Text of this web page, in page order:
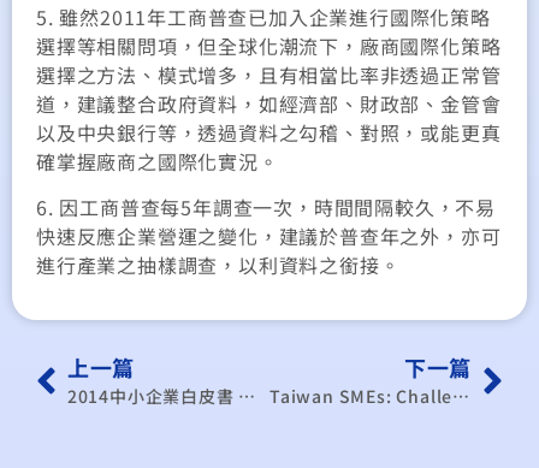
5. 雖然2011年工商普查已加入企業進行國際化策略
選擇等相關問項，但全球化潮流下，廠商國際化策略
選擇之方法、模式增多，且有相當比率非透過正常管
道，建議整合政府資料，如經濟部、財政部、金管會
以及中央銀行等，透過資料之勾稽、對照，或能更真
確掌握廠商之國際化實況。
6. 因工商普查每5年調查一次，時間間隔較久，不易
快速反應企業營運之變化，建議於普查年之外，亦可
進行產業之抽樣調查，以利資料之銜接。
上一篇
2014中小企業白皮書 美國「再工業化」下臺灣中小企業之機會
下一篇
Taiwan SMEs: Challenges and Opportunities of U.S. Reindustrialization